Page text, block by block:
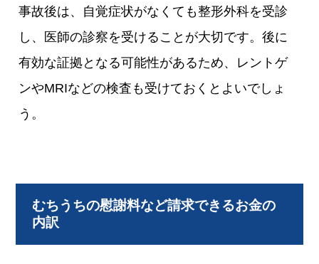
事故後は、自覚症状がなくても整形外科を受診
し、医師の診察を受けることが大切です。後に
有効な証拠となる可能性があるため、レントゲ
ンやMRIなどの検査も受けておくとよいでしょ
う。
むちうちの慰謝料など請求できるお金の
内訳